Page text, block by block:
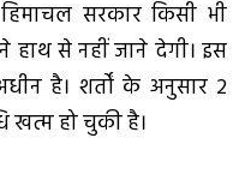
सरकार किसी भी
हाथ से नहीं जाने देगी। इस
है। शर्तों के अनुसार 2
खत्म हो चुकी है।